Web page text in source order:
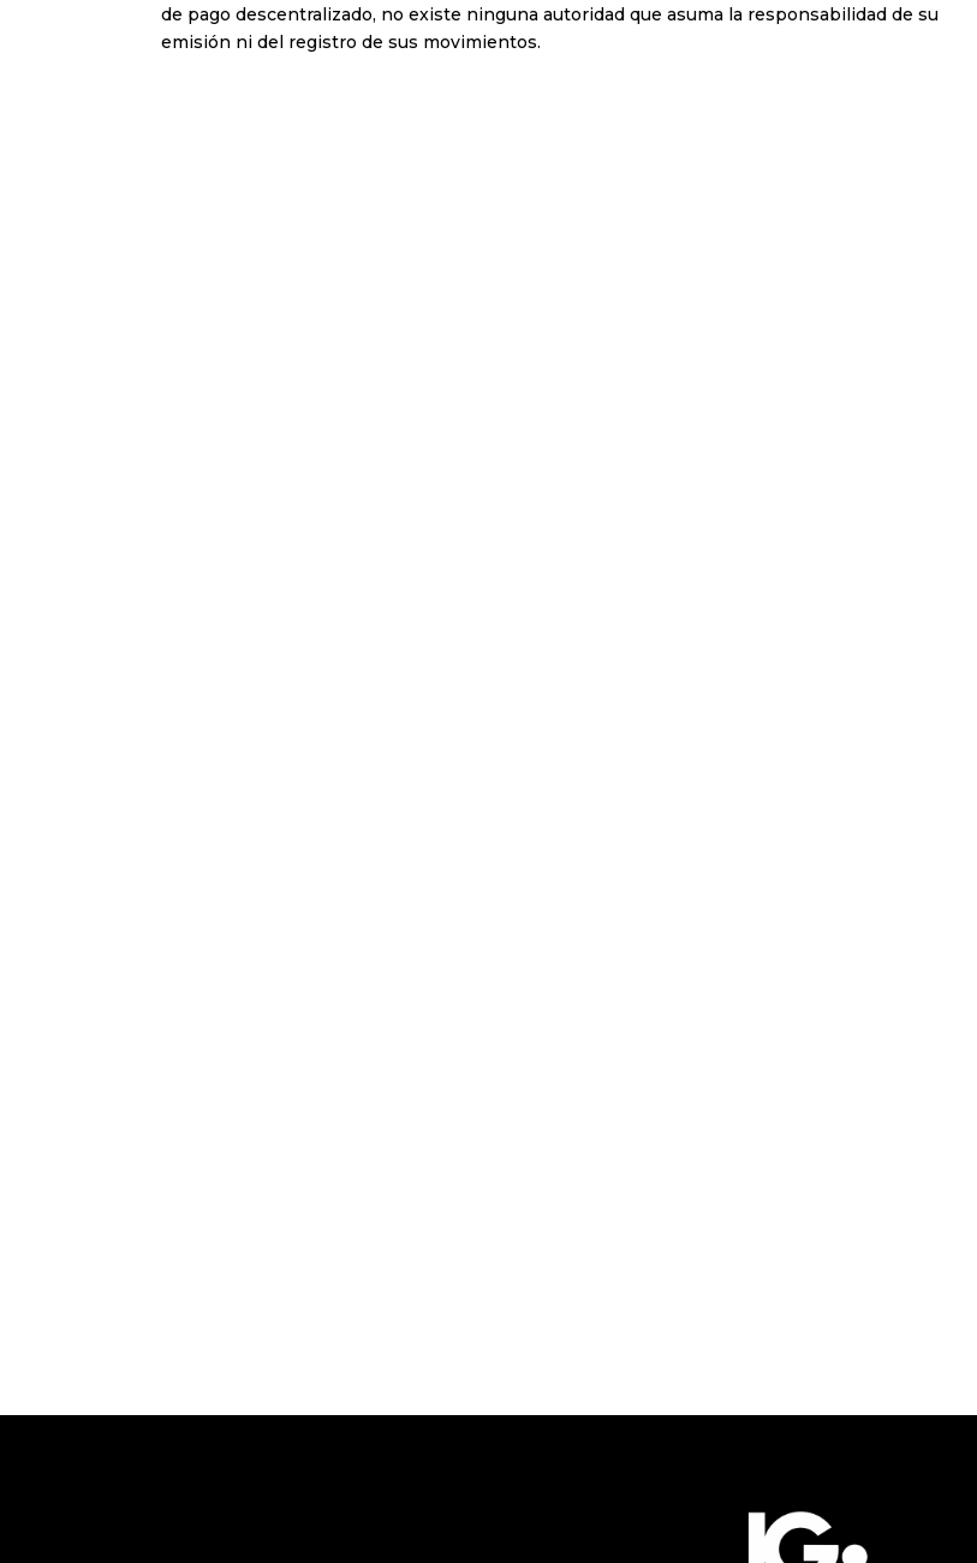
de pago descentralizado, no existe ninguna autoridad que asuma la responsabilidad de su
emisión ni del registro de sus movimientos.